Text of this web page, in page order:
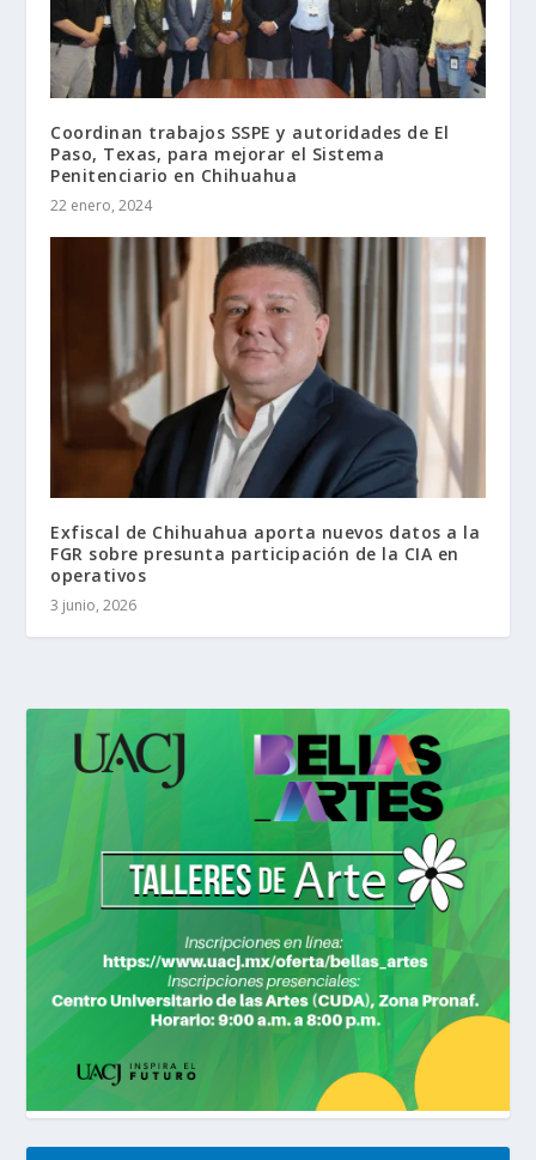
Coordinan trabajos SSPE y autoridades de El
Paso, Texas, para mejorar el Sistema
Penitenciario en Chihuahua
22 enero, 2024
Exfiscal de Chihuahua aporta nuevos datos a la
FGR sobre presunta participación de la CIA en
operativos
3 junio, 2026